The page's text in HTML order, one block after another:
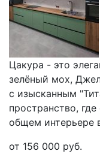
Цакура - это
зелёный мох,
с изысканным
пространство,
общем интерьере
от 156 000 руб.